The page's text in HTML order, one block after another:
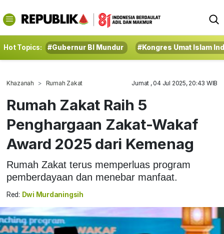
Hot Topics: #Gubernur BI Mundur #Kongres Umat Islam
Khazanah Rumah Zakat Jumat , 04 Jul 2025, 20:43 WIB
Rumah Zakat Raih 5
Penghargaan Zakat-Wakaf
Award 2025 dari Kemenag
Rumah Zakat terus memperluas program
pemberdayaan dan menebar manfaat.
Red: Dwi Murdaningsih